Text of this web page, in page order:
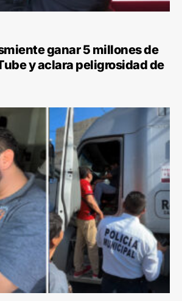
ganar 5 millones de
y aclara peligrosidad de